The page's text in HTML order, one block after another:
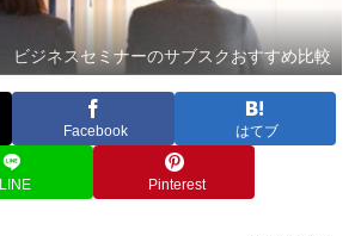
ビジネスセミナーのサブスクおすすめ比較
Facebook はてブ
LINE Pinterest